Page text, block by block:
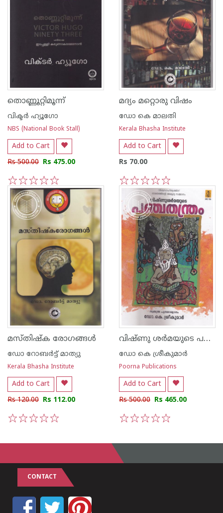
തൊണ്ണൂറ്റിമൂന്ന്
വിക്ടര്‍ ഹ്യൂഗോ
NBS (National Book Stall)
Add to Cart
Rs 500.00 Rs 475.00
5
4
3
2
1
മദ്യം മറ്റൊരു വിഷം
ഡോ കെ മാലതി
Kerala Bhasha Institute
Add to Cart
Rs 70.00
5
4
3
2
മസ്തിഷ്ക രോഗങ്ങള്‍
ഡോ റോബര്‍ട്ട് മാത്യു
Kerala Bhasha Institute
Add to Cart
Rs 120.00 Rs 112.00
വിഷ്ണു ശര്‍മയുടെ പഞ്ചതന്ത്രം
ഡോ കെ ശ്രീകുമാര്‍
Poorna Publications
Add to Cart
Rs 500.00 Rs 465.00
CONTACT